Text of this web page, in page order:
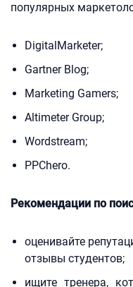
популярных
DigitalMarketer;
Gartner Blog;
Marketing Gamers;
Altimeter Group;
Wordstream;
PPChero.
Рекомендации по
оценивайте
отзывы студентов;
ищите тренера,